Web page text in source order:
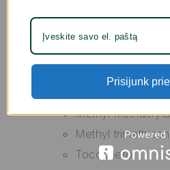
Dimethicone
Euphorbia
Methyl
Methyl
Tocopherol
Prisijunk